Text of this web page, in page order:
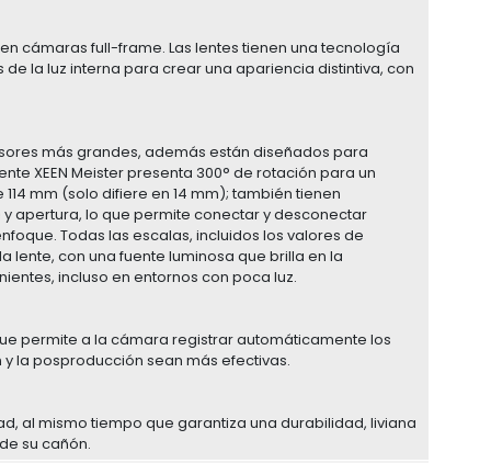
cámaras full-frame. Las lentes tienen una tecnología
la luz interna para crear una apariencia distintiva, con
más grandes, además están diseñados para
XEEN Meister presenta 300° de rotación para un
mm (solo difiere en 14 mm); también tienen
apertura, lo que permite conectar y desconectar
Todas las escalas, incluidos los valores de
lente, con una fuente luminosa que brilla en la
incluso en entornos con poca luz.
permite a la cámara registrar automáticamente los
la posproducción sean más efectivas.
al mismo tiempo que garantiza una durabilidad, liviana
su cañón.